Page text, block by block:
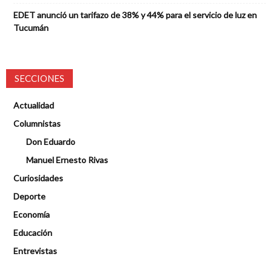
EDET anunció un tarifazo de 38% y 44% para el servicio de luz en
Tucumán
SECCIONES
Actualidad
Columnistas
Don Eduardo
Manuel Ernesto Rivas
Curiosidades
Deporte
Economía
Educación
Entrevistas